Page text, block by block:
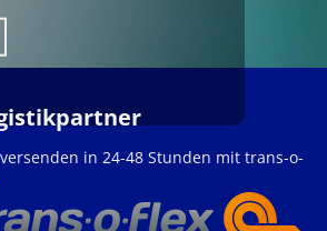
in 24-48 Stunden mit trans-o-